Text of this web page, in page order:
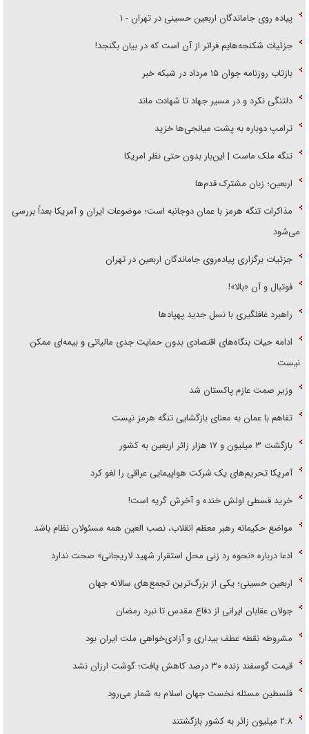
پیاده روی جاماندگان اربعین حسینی در تهران - ۱
جزئیات شکنجه‌هایم فراتر از آن است که در بیان بگنجد!
بازتاب روزنامه جوان ۱۵ مرداد در شبکه خبر
دلتنگی نکرد و در مسیر جهاد تا شهادت ماند
ترامپ دوباره به پشت میانجی‌ها خزید
تنگه ملک ماست | این‌بار بدون حتی نظر امریکا
اربعین؛ زبان مشترک قدم‌ها
مذاکرات تنگه هرمز با عمان دوجانبه است؛ موضوعات ایران و آمریکا بعداً بررسی
می‌شود
جزئیات برگزاری پیاده‌روی جاماندگان اربعین در تهران
فوتبال و آن «بالا»!
راهبرد غافلگیری با نسل جدید پهپاد‌ها
ادامه حیات بنگاه‌های اقتصادی بدون حمایت جدی مالیاتی و بیمه‌ای ممکن
نیست
وزیر صمت عازم پاکستان شد
تفاهم با عمان به معنای بازگشایی تنگه هرمز نیست
بازگشت ۳ میلیون و ۱۷ هزار زائر اربعین به کشور
آمریکا تحریم‌های یک شرکت هواپیمایی عراقی را لغو کرد
خرید قسطی اولش خنده و آخرش گریه است!
مواضع حکیمانه رهبر معظم انقلاب، نصب العین همه مسئولان نظام باشد
ادعا درباره «نحوه رد زنی محل استقرار شهید لاریجانی» صحت ندارد
اربعین حسینی؛ یکی از بزرگ‌ترین تجمع‌های سالانه جهان
جولان عقابان ایرانی از دفاع مقدس تا نبرد رمضان
مشروطه نقطه عطف بیداری و آزادی‌خواهی ملت ایران بود
قیمت گوسفند زنده ۳۰ درصد کاهش یافت؛ گوشت ارزان نشد
فلسطین مسئله نخست جهان اسلام به شمار می‌رود
۲.۸ میلیون زائر به کشور بازگشتند